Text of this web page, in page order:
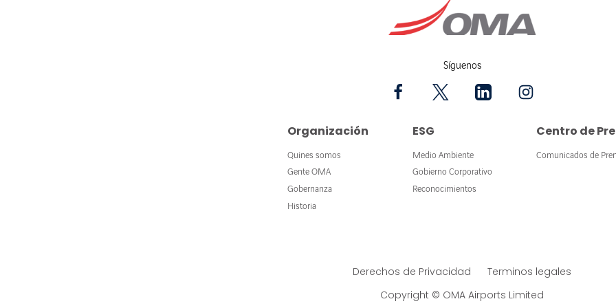
Síguenos
Organización
Quines somos
Gente OMA
Gobernanza
Historia
ESG
Medio Ambiente
Gobierno Corporativo
Reconocimientos
Centro de
Comunicados de
Derechos de Privacidad
Terminos legales
Copyright © OMA Airports Limited